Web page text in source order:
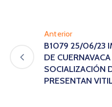
Anterior
B1079 25/06/23
DE
SOCIALIZACIÓN
PRESENTAN